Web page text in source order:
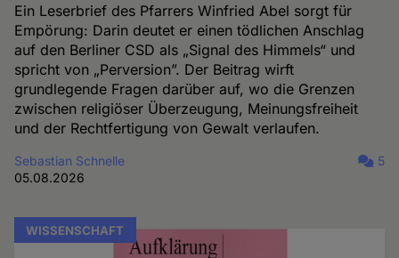
Ein Leserbrief des Pfarrers Winfried Abel sorgt für
Empörung: Darin deutet er einen tödlichen Anschlag
auf den Berliner CSD als „Signal des Himmels“ und
spricht von „Perversion”. Der Beitrag wirft
grundlegende Fragen darüber auf, wo die Grenzen
zwischen religiöser Überzeugung, Meinungsfreiheit
und der Rechtfertigung von Gewalt verlaufen.
Sebastian Schnelle
05.08.2026
5
WISSENSCHAFT